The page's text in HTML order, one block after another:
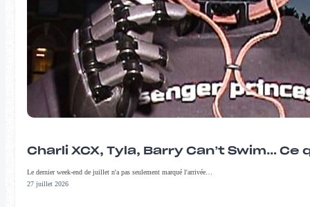
Charli XCX, Tyla, Barry Can’t Swim…
Le dernier week-end de juillet n'a pas seulement marqué l'arrivée…
27 juillet 2026